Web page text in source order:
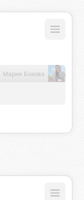
Мария Бокова